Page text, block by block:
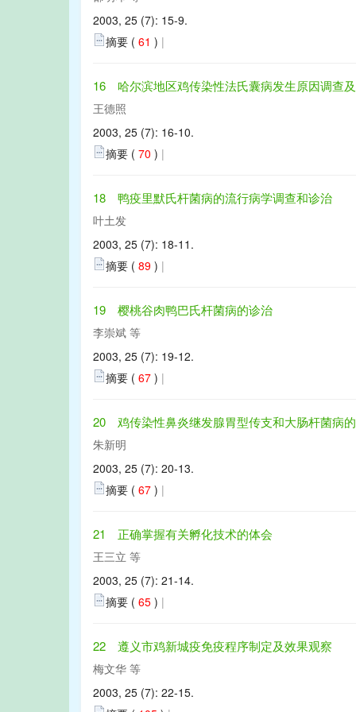
2003, 25 (7): 15-9.
摘要 ( 61 ) |
16 哈尔滨地区鸡传染性法氏囊病发生原因调查
王德照
2003, 25 (7): 16-10.
摘要 ( 70 ) |
18 鸭疫里默氏杆菌病的流行病学调查和诊治
叶土发
2003, 25 (7): 18-11.
摘要 ( 89 ) |
19 樱桃谷肉鸭巴氏杆菌病的诊治
李崇斌 等
2003, 25 (7): 19-12.
摘要 ( 67 ) |
20 鸡传染性鼻炎继发腺胃型传支和大肠杆菌病
朱新明
2003, 25 (7): 20-13.
摘要 ( 67 ) |
21 正确掌握有关孵化技术的体会
王三立 等
2003, 25 (7): 21-14.
摘要 ( 65 ) |
22 遵义市鸡新城疫免疫程序制定及效果观察
梅文华 等
2003, 25 (7): 22-15.